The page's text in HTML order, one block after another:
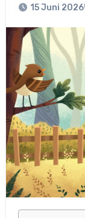
15 Juni 2026